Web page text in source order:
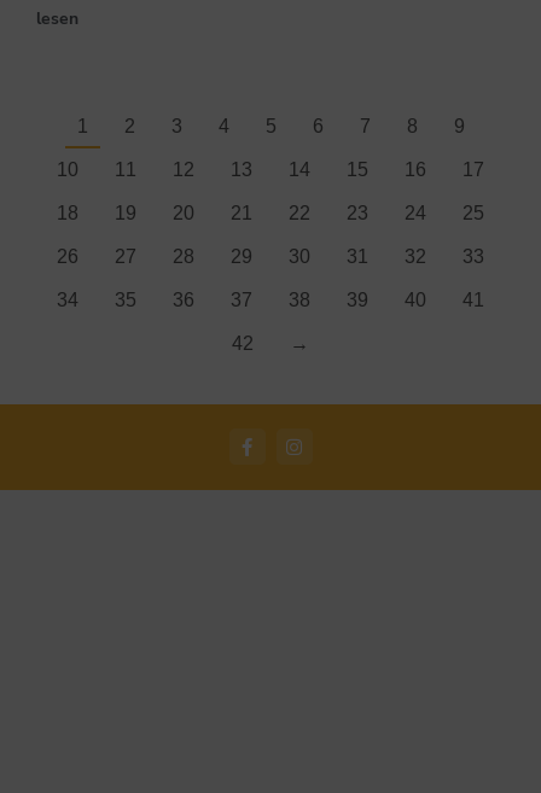
lesen
1 2 3 4 5 6 7 8 9
10 11 12 13 14 15 16 17
18 19 20 21 22 23 24 25
26 27 28 29 30 31 32 33
34 35 36 37 38 39 40 41
42 →